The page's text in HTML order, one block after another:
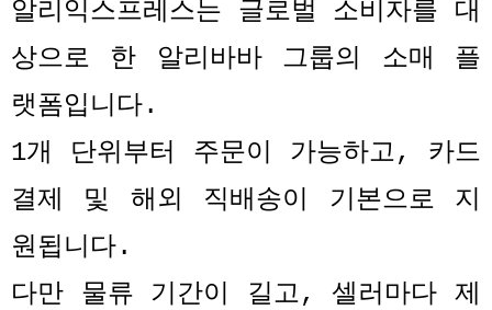
알리익스프레스는 글로벌 소비자를 대
상으로 한 알리바바 그룹의 소매 플
랫폼입니다.
1개 단위부터 주문이 가능하고, 카드
결제 및 해외 직배송이 기본으로 지
원됩니다.
다만 물류 기간이 길고,셀러마다 제